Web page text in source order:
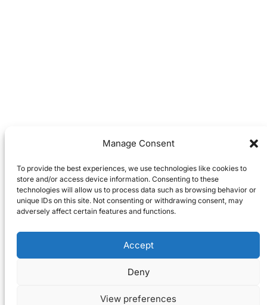
Manage Consent
To provide the best experiences, we use technologies like cookies to
store and/or access device information. Consenting to these
technologies will allow us to process data such as browsing behavior or
unique IDs on this site. Not consenting or withdrawing consent, may
adversely affect certain features and functions.
Accept
Deny
View preferences